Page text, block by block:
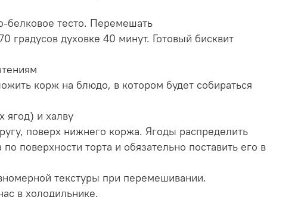
белковое тесто. Перемешать
градусов духовке 40 минут. Готовый бисквит
корж на блюдо, в котором будет собираться
ягод) и халву
поверх нижнего коржа. Ягоды распределить
поверхности торта и обязательно поставить его в
текстуры при перемешивании.
в холодильнике.